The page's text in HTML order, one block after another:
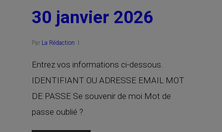
30 janvier 2026
Par La Rédaction
Entrez vos informations ci-dessous.
IDENTIFIANT OU ADRESSE EMAIL MOT
DE PASSE Se souvenir de moi Mot de
passe oublié ?